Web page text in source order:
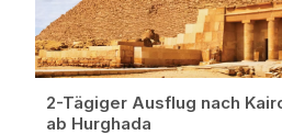
2-Tägiger Ausflug nach
ab Hurghada